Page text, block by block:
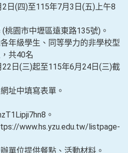
日(四)至115年7月3日(五)上午8
桃園市中壢區遠東路135號)。
年級學生、同等學力的非學校型
共40名
日(三)起至115年6月24日(三)截
址中填寫表單。
。
www.hs.yzu.edu.tw/listpage-
單位提供餐點、活動材料。